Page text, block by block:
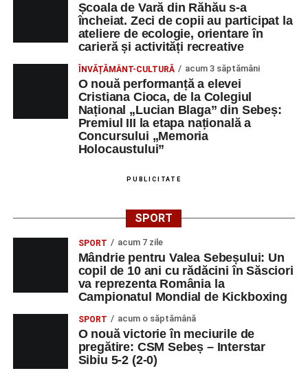
Școala de Vară din Răhău s-a
încheiat. Zeci de copii au participat la
ateliere de ecologie, orientare în
carieră și activități recreative
ÎNVĂȚĂMÂNT-CULTURĂ acum 3 săptămâni
O nouă performanță a elevei
Cristiana Cioca, de la Colegiul
Național „Lucian Blaga” din Sebeș:
Premiul III la etapa națională a
Concursului „Memoria
Holocaustului”
PUBLICITATE
SPORT
SPORT acum 7 zile
Mândrie pentru Valea Sebeșului: Un
copil de 10 ani cu rădăcini în Săsciori
va reprezenta România la
Campionatul Mondial de Kickboxing
SPORT acum o săptămână
O nouă victorie în meciurile de
pregătire: CSM Sebeș – Interstar
Sibiu 5-2 (2-0)